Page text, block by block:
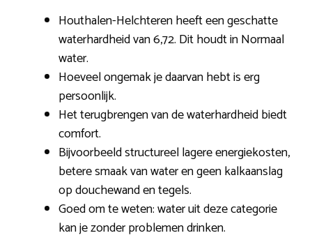
Houthalen-Helchteren heeft een geschatte
waterhardheid van 6,72. Dit houdt in Normaal
water.
Hoeveel ongemak je daarvan hebt is erg
persoonlijk.
Het terugbrengen van de waterhardheid biedt
comfort.
Bijvoorbeeld structureel lagere energiekosten,
betere smaak van water en geen kalkaanslag
op douchewand en tegels.
Goed om te weten: water uit deze categorie
kan je zonder problemen drinken.